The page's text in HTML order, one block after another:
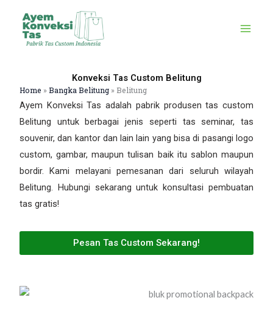
content
Konveksi Tas Custom Belitung
Home »Bangka Belitung» Belitung
Ayem Konveksi Tas adalah pabrik produsen tas custom
Belitung untuk berbagai jenis seperti tas seminar, tas
souvenir, dan kantor dan lain lain yang bisa di pasangi logo
custom, gambar, maupun tulisan baik itu sablon maupun
bordir. Kami melayani pemesanan dari seluruh wilayah
Belitung. Hubungi sekarang untuk konsultasi pembuatan
tas gratis!
Pesan Tas Custom Sekarang!